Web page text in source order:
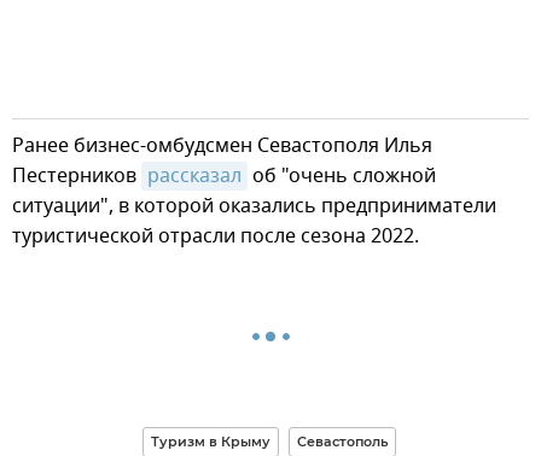
Ранее бизнес-омбудсмен Севастополя Илья
Пестерников рассказал об "очень сложной
ситуации", в которой оказались предприниматели
туристической отрасли после сезона 2022.
Туризм в Крыму Севастополь